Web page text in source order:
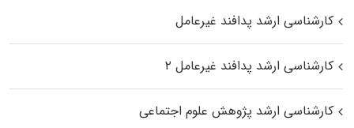
کارشناسی ارشد پدافند غیرعامل
کارشناسی ارشد پدافند غیرعامل ۲
کارشناسی ارشد پژوهش علوم اجتماعی